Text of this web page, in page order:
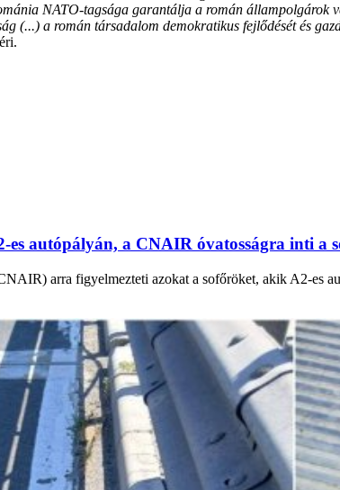
NATO-tagsága garantálja a román állampolgárok
(...) a román társadalom demokratikus fejlődését és
es autópályán, a CNAIR óvatosságra inti a
arra figyelmezteti azokat a sofőröket, akik A2-es